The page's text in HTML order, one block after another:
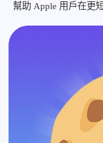
幫助 Apple 用戶在更